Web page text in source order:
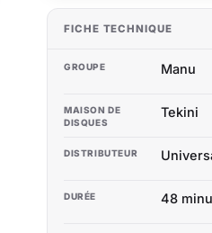
FICHE TECHNIQUE
GROUPE Manu
MAISON DE
DISQUES
Tekini
DISTRIBUTEUR
DURÉE 48